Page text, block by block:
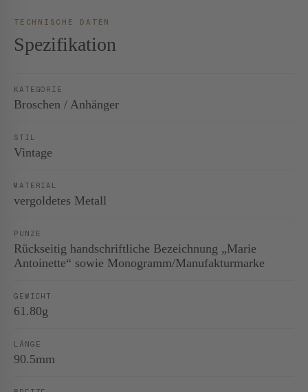
TECHNISCHE DATEN
Spezifikation
KATEGORIE
Broschen / Anhänger
STIL
Vintage
MATERIAL
vergoldetes Metall
PUNZE
Rückseitig handschriftliche Bezeichnung „Marie
Antoinette“ sowie Monogramm/Manufakturmarke
GEWICHT
61.80g
LÄNGE
90.5mm